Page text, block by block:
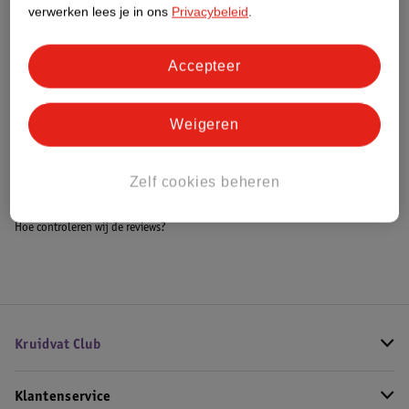
Bestel & Bezorginformatie
Bekijk ook
Alle Zonnebrand spray
Hoe controleren wij de reviews?
Kruidvat Club
Klantenservice
verwerken lees je in ons Privacybeleid.
Zelf cookies beheren
Weigeren
Accepteer